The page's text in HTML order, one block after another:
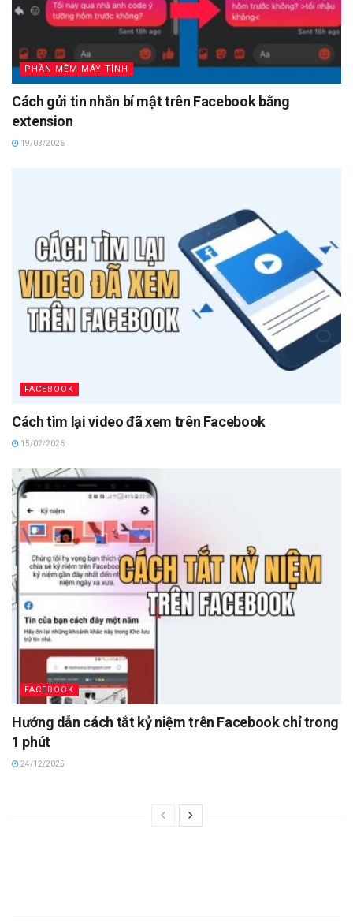
PHẦN MỀM MÁY TÍNH
Cách gửi tin nhắn bí mật trên Facebook bằng
extension
19/03/2026
FACEBOOK
Cách tìm lại video đã xem trên Facebook
15/02/2026
FACEBOOK
Hướng dẫn cách tắt kỷ niệm trên Facebook chỉ trong
1 phút
24/12/2025